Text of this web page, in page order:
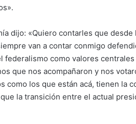
dijo: «Quiero contarles que
van a contar conmigo
como valores
que nos acompañaron y nos
como los que están acá, tienen la
la transición entre el actual